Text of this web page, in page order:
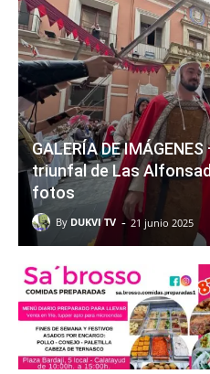
GALERÍA DE
triunfal de Las
fotos
By DUKVI TV - 21 junio 2025